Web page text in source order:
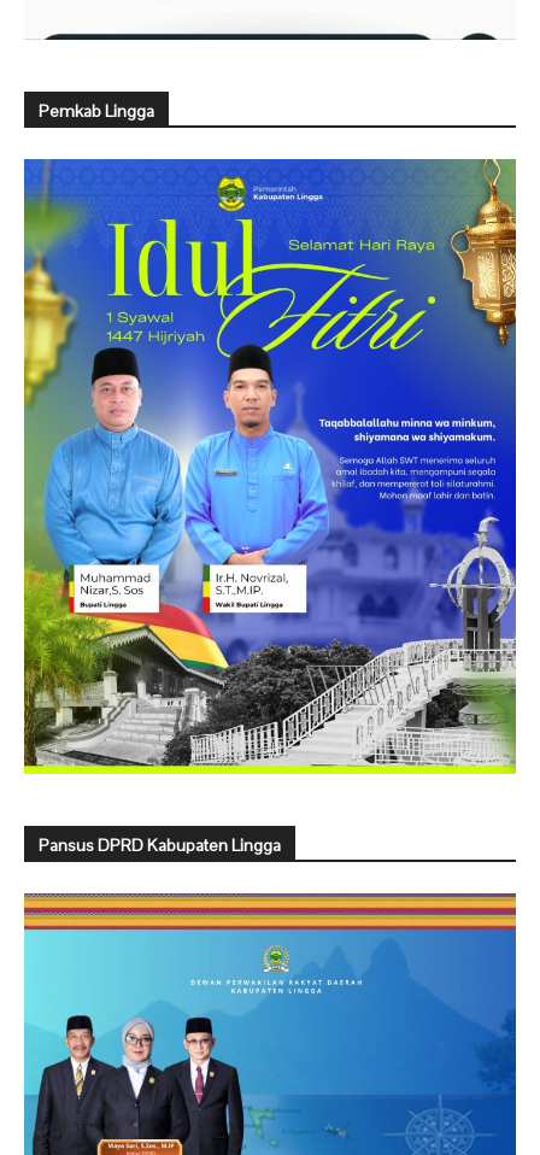
Pemkab Lingga
Pansus DPRD Kabupaten Lingga